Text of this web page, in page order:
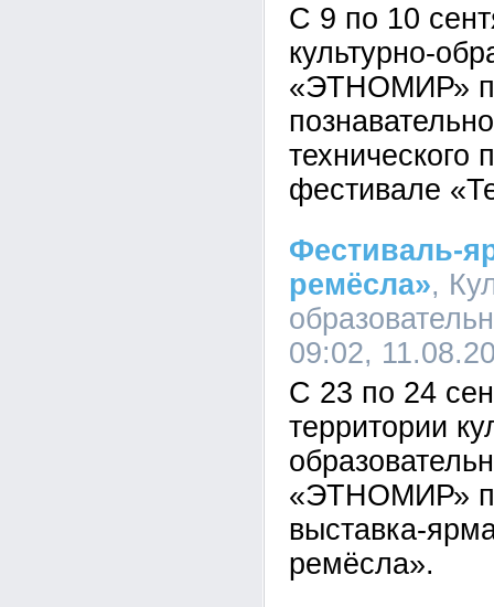
С 9 по 10
культурно-
«ЭТНОМИР»
технического
фестивале
Фестиваль-
ремёсла»,
09:02,
С 23 по 24
территории
«ЭТНОМИР»
выставка-
ремёсла».